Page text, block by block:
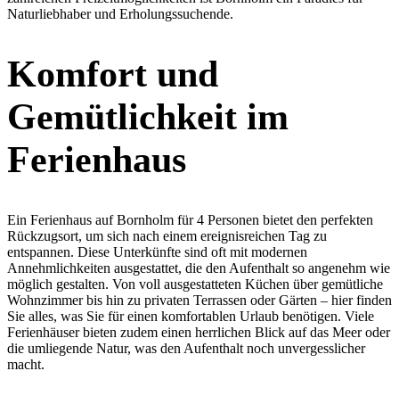
Naturliebhaber und Erholungssuchende.
Komfort und
Gemütlichkeit im
Ferienhaus
Ein Ferienhaus auf Bornholm für 4 Personen bietet den perfekten
Rückzugsort, um sich nach einem ereignisreichen Tag zu
entspannen. Diese Unterkünfte sind oft mit modernen
Annehmlichkeiten ausgestattet, die den Aufenthalt so angenehm wie
möglich gestalten. Von voll ausgestatteten Küchen über gemütliche
Wohnzimmer bis hin zu privaten Terrassen oder Gärten – hier finden
Sie alles, was Sie für einen komfortablen Urlaub benötigen. Viele
Ferienhäuser bieten zudem einen herrlichen Blick auf das Meer oder
die umliegende Natur, was den Aufenthalt noch unvergesslicher
macht.